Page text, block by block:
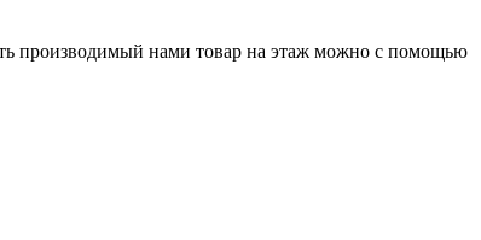
производимый нами товар на этаж можно с помощью